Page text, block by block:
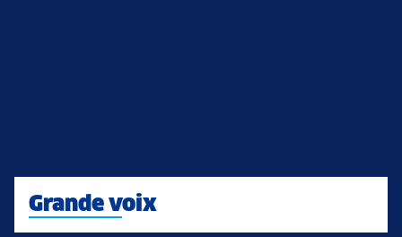
Grande voix